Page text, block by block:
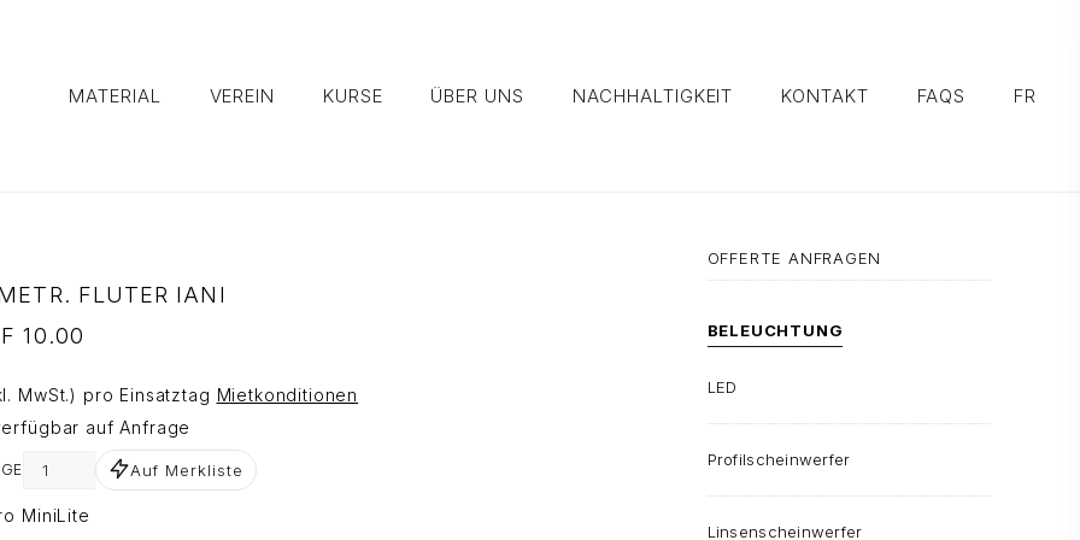
MATERIAL VEREIN KURSE ÜBER UNS NACHHALTIGKEIT KONTAKT FAQS FR
FLUTER IANI
10.00
MwSt.) pro Einsatztag Mietkonditionen
auf Anfrage
Auf Merkliste
MiniLite
OFFERTE ANFRAGEN
BELEUCHTUNG
LED
Profilscheinwerfer
Linsenscheinwerfer